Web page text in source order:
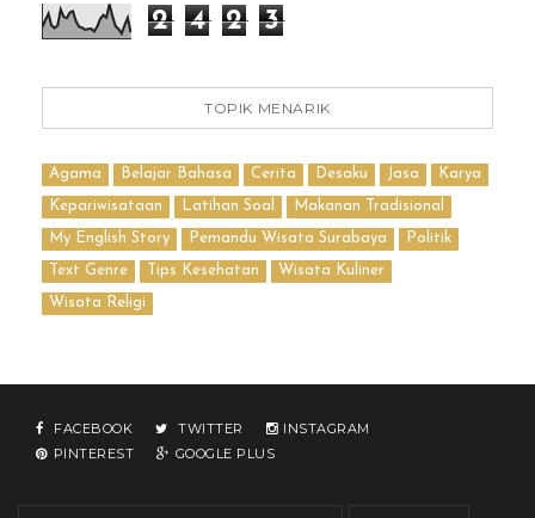
2 4 2 3
TOPIK MENARIK
Agama Belajar Bahasa Cerita Desaku Jasa Karya
Kepariwisataan Latihan Soal Makanan Tradisional
My English Story Pemandu Wisata Surabaya Politik
Text Genre Tips Kesehatan Wisata Kuliner
Wisata Religi
FACEBOOK TWITTER
INSTAGRAM
PINTEREST
GOOGLE PLUS